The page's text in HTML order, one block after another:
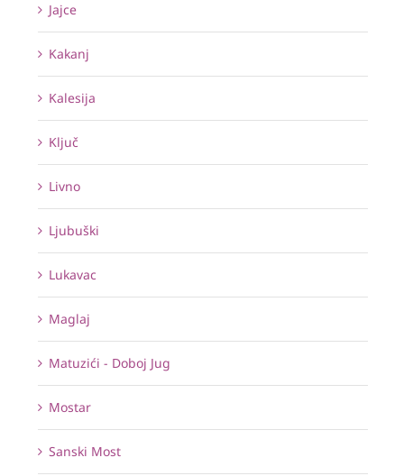
Jajce
Kakanj
Kalesija
Ključ
Livno
Ljubuški
Lukavac
Maglaj
Matuzići - Doboj Jug
Mostar
Sanski Most